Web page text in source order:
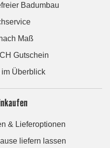
Badumbau
Maß
Gutschein
Überblick
& Lieferoptionen
liefern lassen